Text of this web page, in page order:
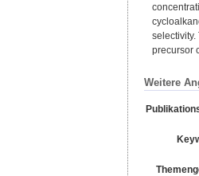
precursor
Weitere